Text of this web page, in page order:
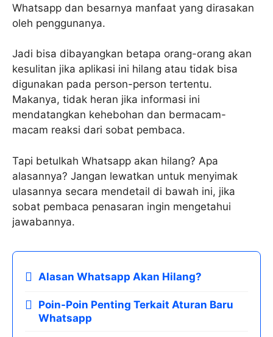
Whatsapp dan besarnya manfaat yang dirasakan
oleh penggunanya.
Jadi bisa dibayangkan betapa orang-orang akan
kesulitan jika aplikasi ini hilang atau tidak bisa
digunakan pada person-person tertentu.
Makanya, tidak heran jika informasi ini
mendatangkan kehebohan dan bermacam-
macam reaksi dari sobat pembaca.
Tapi betulkah Whatsapp akan hilang? Apa
alasannya? Jangan lewatkan untuk menyimak
ulasannya secara mendetail di bawah ini, jika
sobat pembaca penasaran ingin mengetahui
jawabannya.
Alasan Whatsapp Akan Hilang?
Poin-Poin Penting Terkait Aturan Baru
Whatsapp